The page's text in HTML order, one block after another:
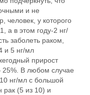
и не
человек, у которого
а в этом году-2 нг/
заболеть раком,
и 5 нг/мл
прирост
25%. В любом случае
нг/мл с большой
рак (5 из 10) и